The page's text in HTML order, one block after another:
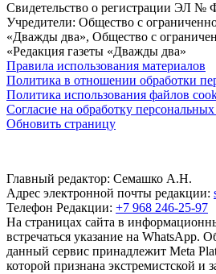
Свидетельство о регистрации ЭЛ №
Учредители: Общество с
«Дважды два», Общество с
«Редакция газеты «Дважды два»
Правила использования материалов
Политика в отношении обработки
Политика использования файлов
Согласие на обработку
Обновить страницу
Главный редактор: Семашко А.Н.
Адрес электронной почты редакции:
Телефон Редакции: +7 968 246-25-97
На страницах сайта в
встречаться указание на WhatsApp.
данный сервис принадлежит Meta
которой признана экстремистской и